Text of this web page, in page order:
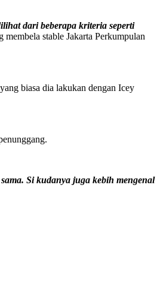
dari beberapa kriteria seperti
membela stable Jakarta Perkumpulan
biasa dia lakukan dengan Icey
Si kudanya juga kebih mengenal